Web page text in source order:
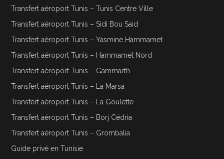
Transfert aéroport Tunis – Tunis Centre Ville
Transfert aéroport Tunis – Sidi Bou Said
Transfert aéroport Tunis – Yasmine Hammamet
Transfert aéroport Tunis – Hammamet Nord
Transfert aéroport Tunis – Gammarth
Transfert aéroport Tunis – La Marsa
Transfert aéroport Tunis – La Goulette
Transfert aéroport Tunis – Borj Cédria
Transfert aéroport Tunis – Grombalia
Guide privé en Tunisie